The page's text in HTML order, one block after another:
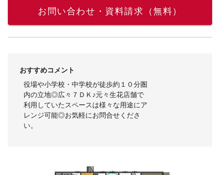
お問い合わせ・資料請求（無料）
おすすめコメント
役場や小学校・中学校が徒歩約１０分圏
内の立地◎広々７ＤＫ♪元々生花店舗で
利用していたスペースは様々な用途にア
レンジ可能◎お気軽にお問合せくださ
い。